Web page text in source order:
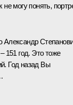
могу понять,
Александр
151 год. Это тоже
Год назад Вы